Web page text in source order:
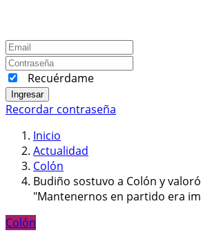
Recuérdame
Ingresar
Recordar contraseña
Inicio
Actualidad
Colón
Budiño sostuvo a Colón y
"Mantenernos en partido era
Colón